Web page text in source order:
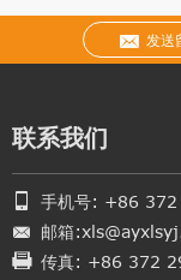
发送
联系我们
手机号: +86
邮箱
传真: +86 372